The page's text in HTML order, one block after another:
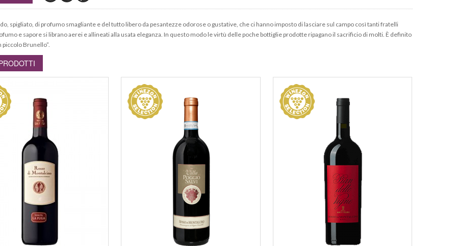
spigliato, di profumo smagliante e del tutto libero da pesantezze odorose o gustative, che ci hanno imposto di lasciare sul campo così tanti fratelli
e sapore si librano aerei e allineati alla usata eleganza. In questo modo le virtù delle poche bottiglie prodotte ripagano il sacrificio di molti. È definito
piccolo Brunello”.